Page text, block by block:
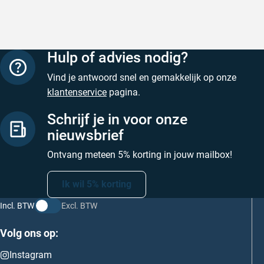
Hulp of advies nodig?
Vind je antwoord snel en gemakkelijk op onze
klantenservice pagina.
Schrijf je in voor onze
nieuwsbrief
Ontvang meteen 5% korting in jouw mailbox!
Ik wil 5% korting
Incl. BTW Excl. BTW
Volg ons op:
Instagram